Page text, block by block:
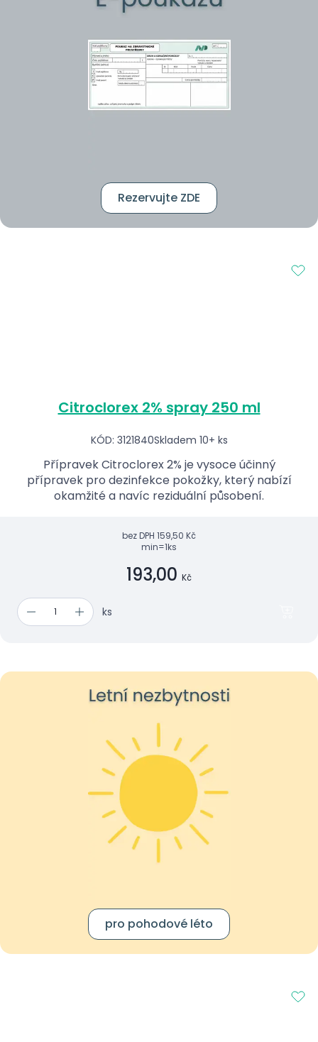
Rezervujte ZDE
Citroclorex 2% spray 250 ml
KÓD: 3121840Skladem 10+ ks
Přípravek Citroclorex 2% je vysoce účinný
přípravek pro dezinfekce pokožky, který nabízí
okamžité a navíc reziduální působení.
bez DPH 159,50 Kč
min=1ks
193,00 Kč
ks
pro pohodové léto